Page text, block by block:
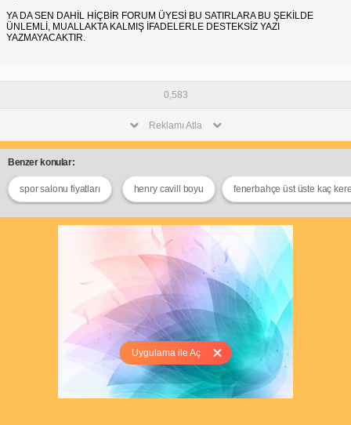
Uygulama ile Aç
YA DA SEN DAHİL HİÇBİR FORUM ÜYESİ BU SATIRLARA BU ŞEKİLDE
ÜNLEMLİ, MUALLAKTA KALMIŞ İFADELERLE DESTEKSİZ YAZI
YAZMAYACAKTIR.
0,583
Reklamı Atla
Benzer konular:
spor salonu fiyatları henry cavill boyu fenerbahçe üst üste kaç